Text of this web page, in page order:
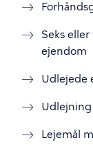
Seks
ejendom
Udlejede
Lejemål